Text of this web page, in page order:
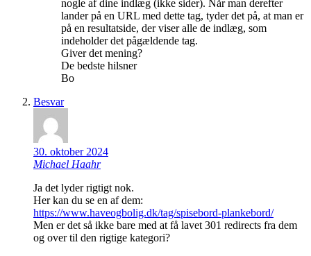
nogle af dine indlæg (ikke sider). Når man derefter
lander på en URL med dette tag, tyder det på, at man er
på en resultatside, der viser alle de indlæg, som
indeholder det pågældende tag.
Giver det mening?
De bedste hilsner
Bo
Besvar
30. oktober 2024
Michael Haahr
Ja det lyder rigtigt nok.
Her kan du se en af dem:
https://www.haveogbolig.dk/tag/spisebord-plankebord/
Men er det så ikke bare med at få lavet 301 redirects fra dem
og over til den rigtige kategori?